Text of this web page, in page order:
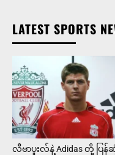
LATEST SPORTS
လီဗာပူးလ်နဲ့ Adidas တို့ ပြန်